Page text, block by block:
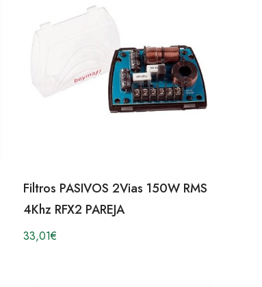
Filtros PASIVOS 2Vias 150W RMS
4Khz RFX2 PAREJA
33,01€